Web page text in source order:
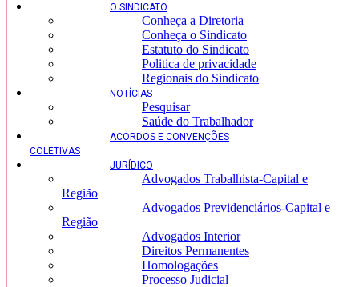
O SINDICATO
Conheça a Diretoria
Conheça o Sindicato
Estatuto do Sindicato
Politica de privacidade
Regionais do Sindicato
NOTÍCIAS
Pesquisar
Saúde do Trabalhador
ACORDOS E CONVENÇÕES
COLETIVAS
JURÍDICO
Advogados Trabalhista-Capital e
Região
Advogados Previdenciários-Capital e
Região
Advogados Interior
Direitos Permanentes
Homologações
Processo Judicial